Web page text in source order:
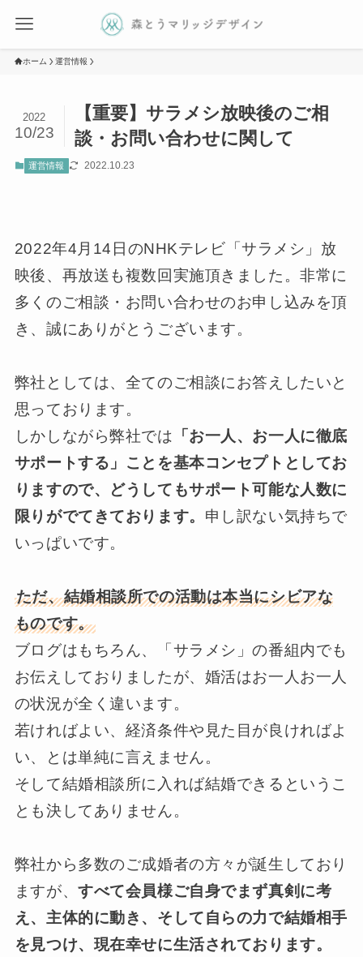
ホーム 運営情報
【重要】サラメシ放映後のご相
談・お問い合わせに関して
2022
10/23
運営情報 2022.10.23
2022年4月14日のNHKテレビ「サラメシ」放
映後、再放送も複数回実施頂きました。非常に
多くのご相談・お問い合わせのお申し込みを頂
き、誠にありがとうございます。
弊社としては、全てのご相談にお答えしたいと
思っております。
しかしながら弊社では 「お一人、お一人に徹底
サポートする」ことを基本コンセプトとしてお
りますので、どうしてもサポート可能な人数に
限りがでてきております。 申し訳ない気持ちで
いっぱいです。
ただ、結婚相談所での活動は本当にシビアな
ものです。
ブログはもちろん、「サラメシ」の番組内でも
お伝えしておりましたが、婚活はお一人お一人
の状況が全く違います。
若ければよい、経済条件や見た目が良ければよ
い、とは単純に言えません。
そして結婚相談所に入れば結婚できるというこ
とも決してありません。
弊社から多数のご成婚者の方々が誕生しており
ますが、すべて会員様ご自身でまず真剣に考
え、主体的に動き、そして自らの力で結婚相手
を見つけ、現在幸せに生活されております。